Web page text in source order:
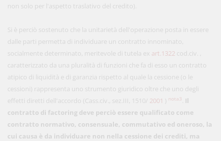
non solo per l'aspetto traslativo del credito).
Si è perciò sostenuto che la unitarietà dell'operazione posta in essere
dalle parti permetta di individuare un contratto innominato,
socialmente determinato, meritevole di tutela ex art.1322 cod.civ. ,
caratterizzato da una pluralità di funzioni che fa di esso un contratto
atipico di liquidità e di garanzia rispetto al quale la cessione (o le
cessioni) rappresenta uno strumento giuridico oltre che uno degli
effetti diretti dell'accordo (Cass.civ., sez.III, 1510/ 2001 ) nota3
Il
contratto di factoring deve perciò essere qualificato come
contratto normativo, consensuale, commutativo ed oneroso, la
cui causa è da individuare non nella cessione dei crediti, ma